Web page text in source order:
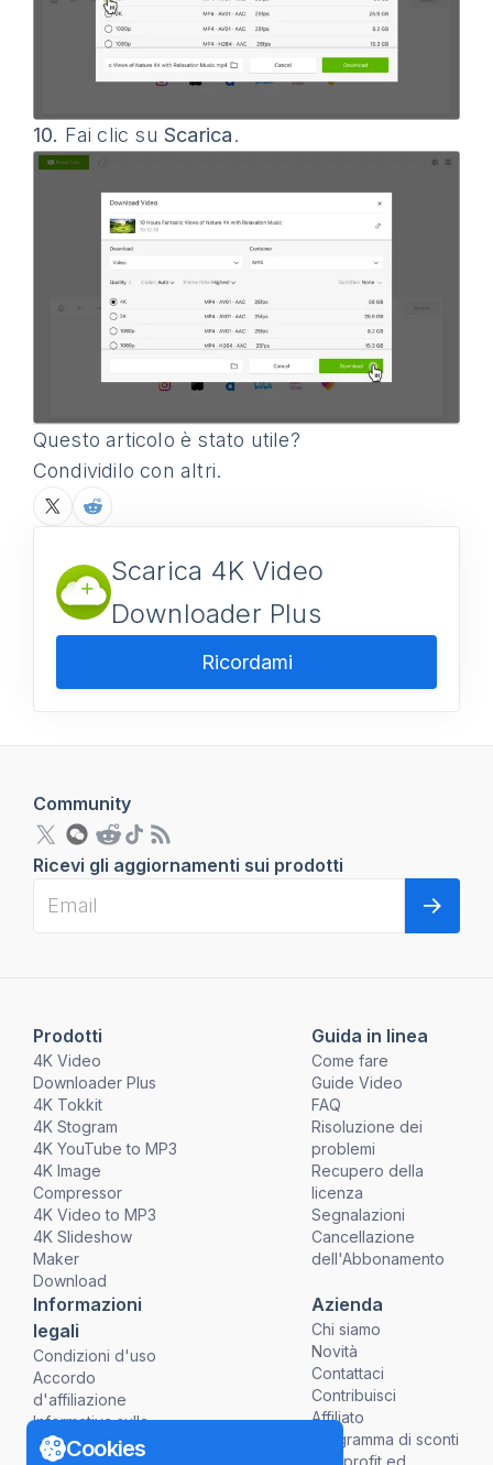
10. Fai clic suScarica.
Questo articolo è stato utile?
Condividilo con altri.
Scarica 4K Video
Downloader Plus
Ricordami
Prodotti
4K Video
Downloader Plus
4K Tokkit
4K Stogram
4K YouTube to MP3
4K Image
Compressor
4K Video to MP3
4K Slideshow
Maker
Download
Guida in linea
Come fare
Guide Video
FAQ
Risoluzione dei
problemi
Recupero della
licenza
Segnalazioni
Cancellazione
dell'Abbonamento
Informazioni
legali
Condizioni d'uso
Accordo
d'affiliazione
Informativa sulla
Privacy
Azienda
Chi siamo
Novità
Contattaci
Contribuisci
Affiliato
Programma di sconti
non profit ed
Community
Ricevi gli aggiornamenti sui prodotti
Cookies